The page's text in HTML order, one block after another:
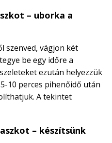
– uborka a
szenved, vágjon két
be egy időre a
ezután helyezzük
10 perces pihenőidő után
A tekintet
– készítsünk